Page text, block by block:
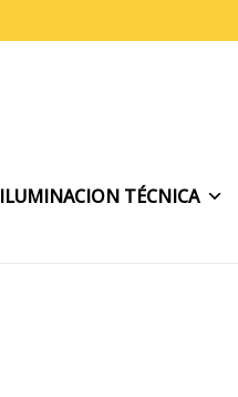
ILUMINACION TÉCNICA